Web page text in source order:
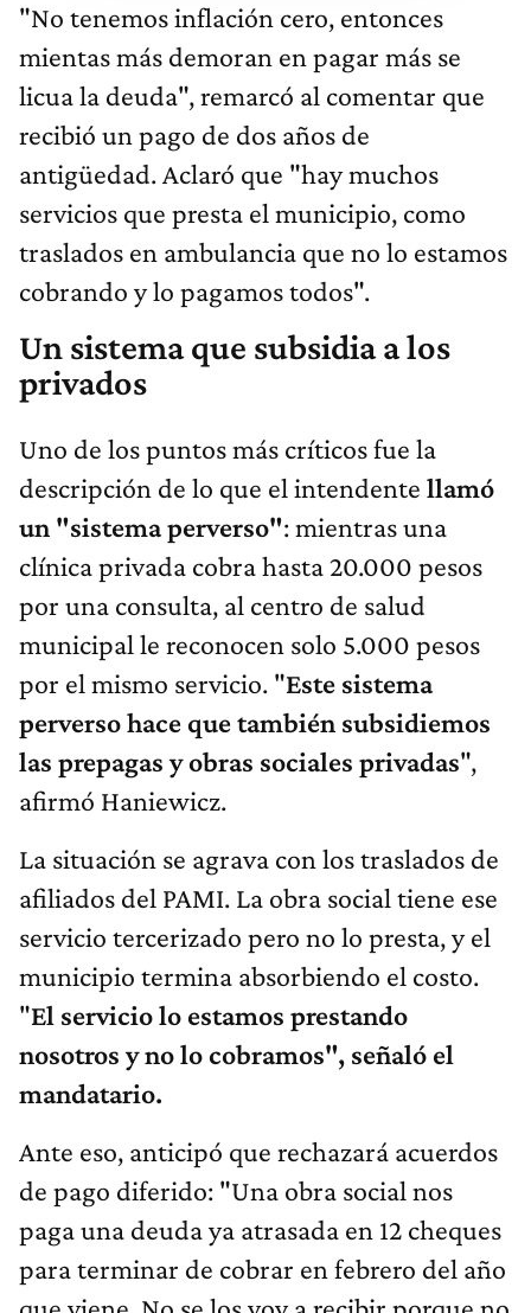
"No tenemos inflación cero, entonces
mientas más demoran en pagar más se
licua la deuda", remarcó al comentar que
recibió un pago de dos años de
antigüedad. Aclaró que "hay muchos
servicios que presta el municipio, como
traslados en ambulancia que no lo estamos
cobrando y lo pagamos todos".
Un sistema que subsidia a los
privados
Uno de los puntos más críticos fue la
descripción de lo que el intendente llamó
un "sistema perverso": mientras una
clínica privada cobra hasta 20.000 pesos
por una consulta, al centro de salud
municipal le reconocen solo 5.000 pesos
por el mismo servicio. "Este sistema
perverso hace que también subsidiemos
las prepagas y obras sociales privadas",
afirmó Haniewicz.
La situación se agrava con los traslados de
afiliados del PAMI. La obra social tiene ese
servicio tercerizado pero no lo presta, y el
municipio termina absorbiendo el costo.
"El servicio lo estamos prestando
nosotros y no lo cobramos", señaló el
mandatario.
Ante eso, anticipó que rechazará acuerdos
de pago diferido: "Una obra social nos
paga una deuda ya atrasada en 12 cheques
para terminar de cobrar en febrero del año